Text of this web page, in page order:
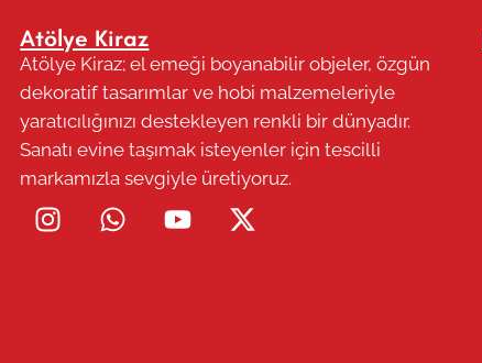
Atölye Kiraz
Atölye Kiraz; el emeği boyanabilir objeler, özgün
dekoratif tasarımlar ve hobi malzemeleriyle
yaratıcılığınızı destekleyen renkli bir dünyadır.
Sanatı evine taşımak isteyenler için tescilli
markamızla sevgiyle üretiyoruz.